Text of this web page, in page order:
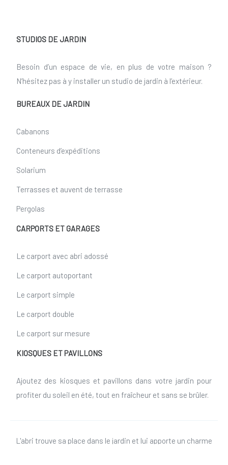
STUDIOS DE JARDIN
Besoin d’un espace de vie, en plus de votre maison ?
N’hésitez pas à y installer un studio de jardin à l’extérieur.
BUREAUX DE JARDIN
Cabanons
Conteneurs d’expéditions
Solarium
Terrasses et auvent de terrasse
Pergolas
CARPORTS ET GARAGES
Le carport avec abri adossé
Le carport autoportant
Le carport simple
Le carport double
Le carport sur mesure
KIOSQUES ET PAVILLONS
Ajoutez des kiosques et pavillons dans votre jardin pour
profiter du soleil en été, tout en fraîcheur et sans se brûler.
L'abri trouve sa place dans le jardin et lui apporte un charme